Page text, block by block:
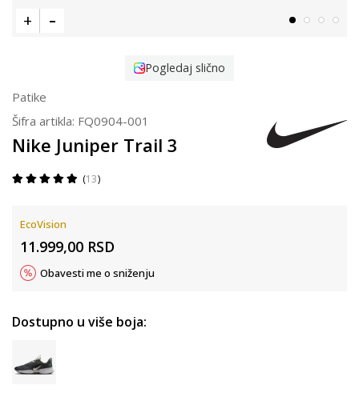
Pogledaj slično
Patike
Šifra artikla: FQ0904-001
Nike Juniper Trail 3
13
EcoVision
11.999,00 RSD
Obavesti me o sniženju
Dostupno u više boja: